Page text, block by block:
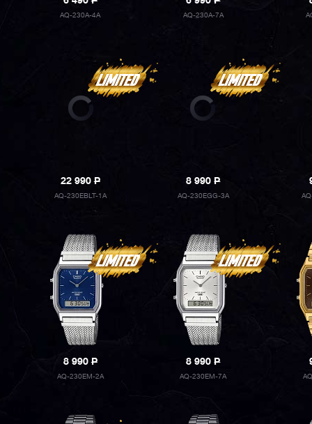
AQ-230A-4A AQ-230A-7A
22 990P
AQ-230EBLT-1A
8 990P
AQ-230EGG-3A
8 990P
AQ-230EM-2A
8 990P
AQ-230EM-7A